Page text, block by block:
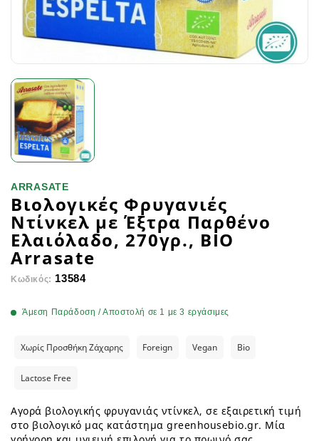
ARRASATE
Βιολογικές Φρυγανιές
Ντίνκελ με Έξτρα Παρθένο
Ελαιόλαδο, 270γρ., ΒΙΟ
Arrasate
Κωδικός: 13584
Άμεση Παράδοση / Αποστολή σε 1 με 3 εργάσιμες
Χωρίς Προσθήκη Ζάχαρης Foreign Vegan Bio
Lactose Free
Αγορά βιολογικής φρυγανιάς ντίνκελ, σε εξαιρετική τιμή
στο βιολογικό μας κατάστημα greenhousebio.gr. Μία